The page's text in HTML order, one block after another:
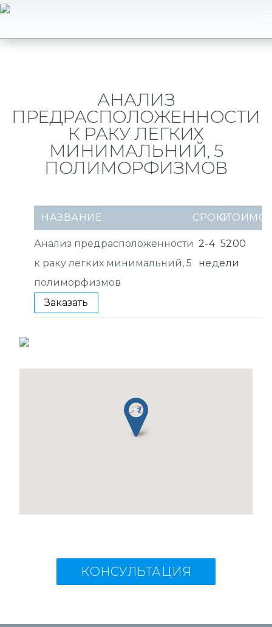
АНАЛИЗ
ПРЕДРАСПОЛОЖЕННОСТИ
К РАКУ ЛЕГКИХ
МИНИМАЛЬНИЙ, 5
ПОЛИМОРФИЗМОВ
НАЗВАНИЕ СРОКИ
Анализ предрасположенности
к раку легких минимальний, 5
полиморфизмов
2-4
недели
5200
Заказать
КОНСУЛЬТАЦИЯ